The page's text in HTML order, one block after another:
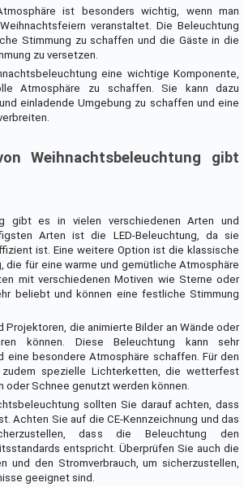
ist besonders wichtig, wenn man
veranstaltet. Die Beleuchtung
Stimmung zu schaffen und die Gäste in die
zu versetzen.
eine wichtige Komponente,
Atmosphäre zu schaffen. Sie kann dazu
einladende Umgebung zu schaffen und eine
Weihnachtsbeleuchtung gibt
gibt es in vielen verschiedenen Arten und
Arten ist die LED-Beleuchtung, da sie
ist. Eine weitere Option ist die klassische
die für eine warme und gemütliche Atmosphäre
mit verschiedenen Motiven wie Sterne oder
beliebt und können eine festliche Stimmung
Projektoren, die animierte Bilder an Wände oder
können. Diese Beleuchtung kann sehr
eine besondere Atmosphäre schaffen. Für den
spezielle Lichterketten, die wetterfest
oder Schnee genutzt werden können.
sollten Sie darauf achten, dass
Achten Sie auf die CE-Kennzeichnung und das
dass die Beleuchtung den
entspricht. Überprüfen Sie auch die
und den Stromverbrauch, um sicherzustellen,
geeignet sind.